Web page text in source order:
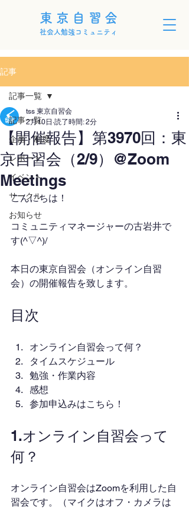
東京自習会
社会人勉強コミュニティ
記事
記事一覧
企画・制度
レポート
イベント
サークル
お知らせ
記事一覧
【開催報告】第3970回：東
京自習会（2/9）@Zoom
Meetings
tss 東京自習会
2月10日 読了時間: 2分
こんにちは！
コミュニティマネージャーの古岩井で
す(^▽^)/
本日の東京自習会（オンライン自習
会）の開催報告を致します。
目次
オンライン自習会って何？
タイムスケジュール
勉強・作業内容
感想
参加申込みはこちら！
1.オンライン自習会って
何？
オンライン自習会はZoomを利用した自
習会です。（マイクはオフ・カメラは